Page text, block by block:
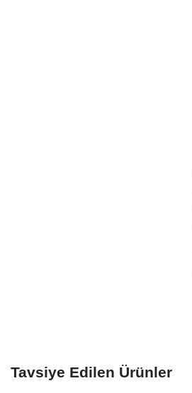
Tavsiye Edilen Ürünler